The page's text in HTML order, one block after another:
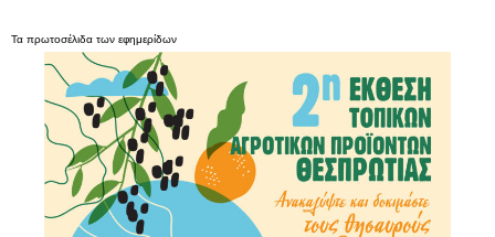
Τα πρωτοσέλιδα των εφημερίδων